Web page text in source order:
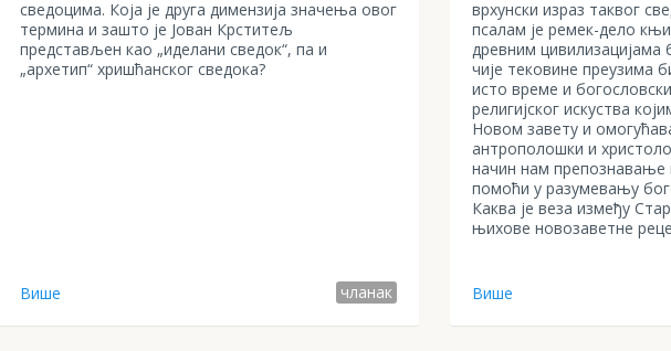
сведоцима. Која је друга димензија значења овог
термина и зашто је Јован Крститељ
представљен као „иделани сведок“, па и
„архетип“ хришћанског сведока?
Више чланак
врхунски израз таквог
псалам је ремек-дело
древним цивилизацијама
чије тековине преузима
исто време и
религијског искуства
Новом завету и
антрополошки и
начин нам
помоћи у разумевању
Каква је веза између
њихове новозаветне
Више